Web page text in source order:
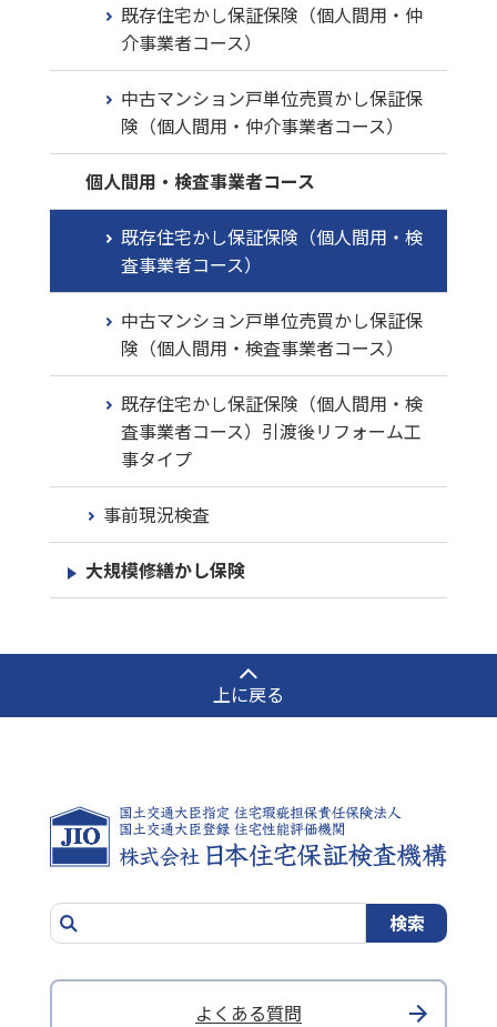
既存住宅かし保証保険（個人間用・仲
介事業者コース）
中古マンション戸単位売買かし保証保
険（個人間用・仲介事業者コース）
個人間用・検査事業者コース
既存住宅かし保証保険（個人間用・検
査事業者コース）
中古マンション戸単位売買かし保証保
険（個人間用・検査事業者コース）
既存住宅かし保証保険（個人間用・検
査事業者コース）引渡後リフォーム工
事タイプ
事前現況検査
大規模修繕かし保険
上に戻る
よくある質問